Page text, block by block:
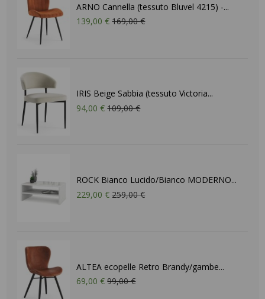
ARNO Cannella (tessuto Bluvel 4215) -...
139,00 € 169,00 €
IRIS Beige Sabbia (tessuto Victoria...
94,00 € 109,00 €
ROCK Bianco Lucido/Bianco MODERNO...
229,00 € 259,00 €
ALTEA ecopelle Retro Brandy/gambe...
69,00 € 99,00 €